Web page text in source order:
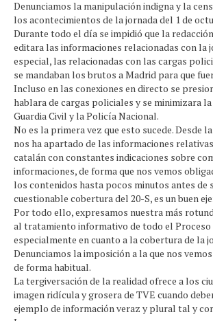
Denunciamos la manipulación indigna y la
los acontecimientos de la jornada del 1 de
Durante todo el día se impidió que la
editara las informaciones relacionadas con la
especial, las relacionadas con las cargas
se mandaban los brutos a Madrid para que
Incluso en las conexiones en directo se
hablara de cargas policiales y se minimizara
Guardia Civil y la Policía Nacional.
No es la primera vez que esto sucede. Desde
nos ha apartado de las informaciones
catalán con constantes indicaciones sobre
informaciones, de forma que nos vemos
los contenidos hasta pocos minutos antes de
cuestionable cobertura del 20-S, es un buen
Por todo ello, expresamos nuestra más
al tratamiento informativo de todo el
especialmente en cuanto a la cobertura de la
Denunciamos la imposición a la que nos
de forma habitual.
La tergiversación de la realidad ofrece a los
imagen ridícula y grosera de TVE cuando
ejemplo de información veraz y plural tal y